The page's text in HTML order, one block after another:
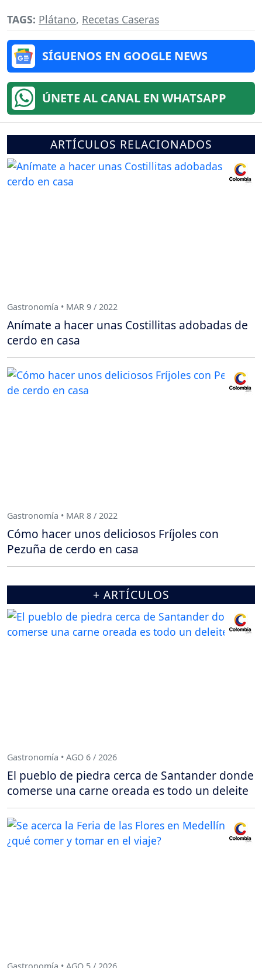
TAGS: Plátano, Recetas Caseras
SÍGUENOS EN GOOGLE NEWS
ÚNETE AL CANAL EN WHATSAPP
ARTÍCULOS RELACIONADOS
Gastronomía • MAR 9 / 2022
Anímate a hacer unas Costillitas adobadas de
cerdo en casa
Gastronomía • MAR 8 / 2022
Cómo hacer unos deliciosos Fríjoles con
Pezuña de cerdo en casa
+ ARTÍCULOS
Gastronomía • AGO 6 / 2026
El pueblo de piedra cerca de Santander donde
comerse una carne oreada es todo un deleite
Gastronomía • AGO 5 / 2026